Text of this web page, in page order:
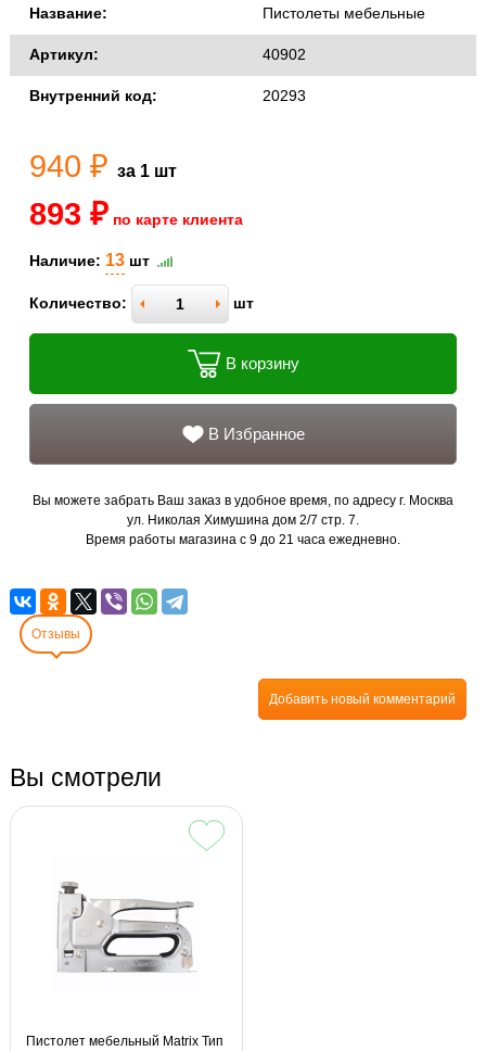
Название: Пистолеты мебельные
Артикул: 40902
Внутренний код: 20293
940 ₽ за 1 шт
893 ₽ по карте клиента
Наличие: 13 шт
Количество: шт
В корзину
В Избранное
Вы можете забрать Ваш заказ в удобное время, по адресу г. Москва
ул. Николая Химушина дом 2/7 стр. 7.
Время работы магазина с 9 до 21 часа ежедневно.
Отзывы
Добавить новый комментарий
Вы смотрели
Пистолет мебельный Matrix Тип